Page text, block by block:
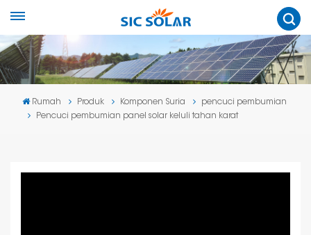
Rumah Produk Komponen Suria
pencuci pembumian
Pencuci pembumian panel solar keluli tahan karat